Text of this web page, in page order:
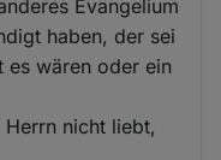
Evangelium
haben, der sei
es wären oder ein
Herrn nicht liebt,